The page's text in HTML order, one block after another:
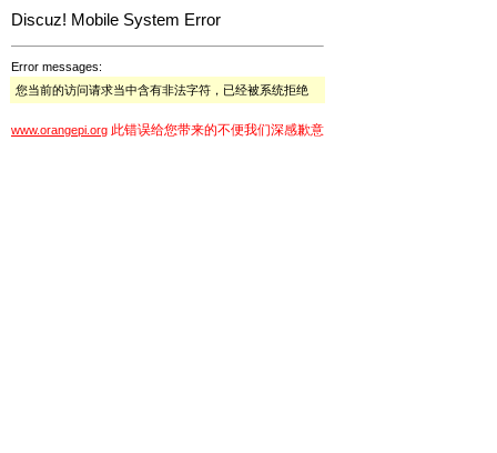
Discuz! Mobile System Error
Error messages:
您当前的访问请求当中含有非法字符，已经被系统拒绝
www.orangepi.org 此错误给您带来的不便我们深感歉意